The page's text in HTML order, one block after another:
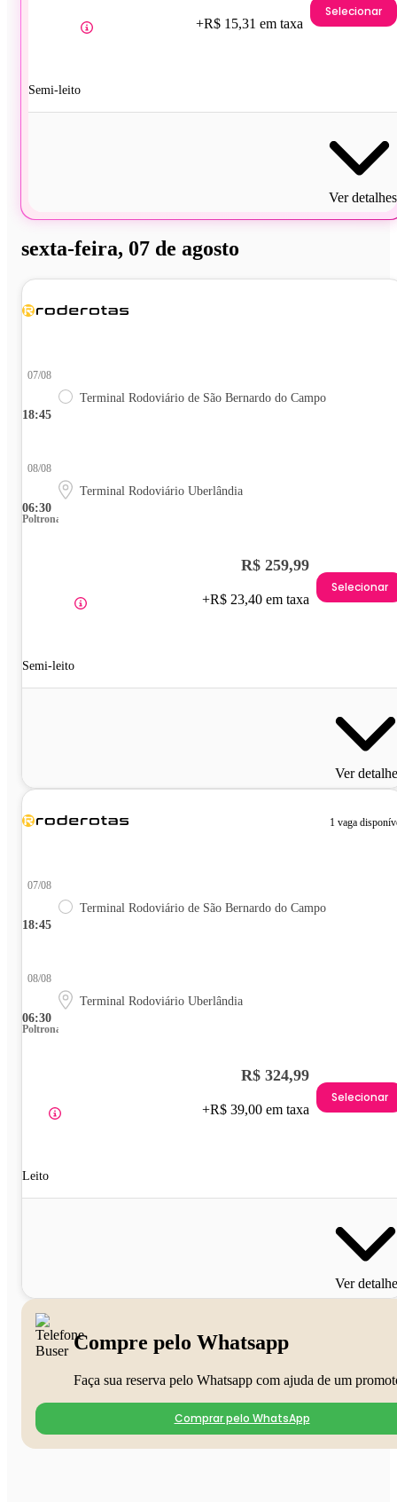
Semi-leito
+R$ 15,31 em taxa
Selecionar
Ver detalhes
sexta-feira, 07 de agosto
18:45
07/08
Terminal Rodoviário de São Bernardo do Campo
06:30
08/08
Terminal Rodoviário Uberlândia
Poltrona
Semi-leito
R$ 259,99
+R$ 23,40 em taxa
Selecionar
Ver
1 vaga
18:45
07/08
Terminal Rodoviário de São Bernardo do Campo
06:30
08/08
Terminal Rodoviário Uberlândia
Poltrona
Leito
R$ 324,99
+R$ 39,00 em taxa
Selecionar
Ver
Compre pelo Whatsapp
Faça sua reserva pelo Whatsapp com ajuda de um
Comprar pelo WhatsApp